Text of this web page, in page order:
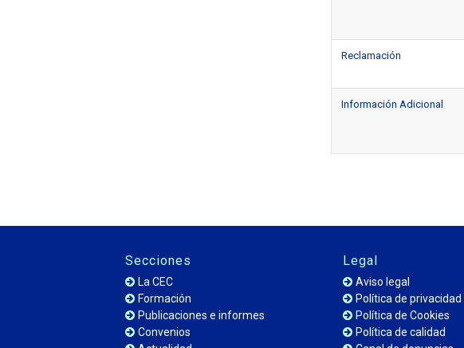
Reclamación
Información Adicional
Secciones
La CEC
Formación
Publicaciones e informes
Convenios
Legal
Aviso legal
Política de privacidad
Política de Cookies
Política de calidad